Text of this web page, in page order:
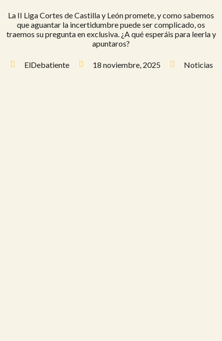
La II Liga Cortes de Castilla y León promete, y como sabemos
que aguantar la incertidumbre puede ser complicado, os
traemos su pregunta en exclusiva. ¿A qué esperáis para leerla y
apuntaros?
ElDebatiente 18 noviembre, 2025 Noticias